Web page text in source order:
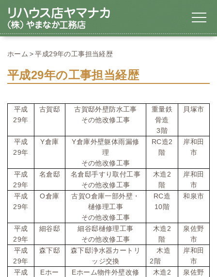
ホーム 平成29年の工事担当経歴
平成29年の工事担当経歴
平成
29年
古賀邸
古賀邸外壁防水工事
その他改修工事
重量鉄
骨造
3 階
貝塚市
平成
29年
Y倉庫 Y倉庫外壁躯体雨漏修
理
その他改修工事
RC造2
階
岸和田
市
平成
29年
名倉邸
名倉邸手すり取付工事
その他改修工事
木造2
階
岸和田
市
平成
29年
O倉庫 古賀O倉庫一部外壁・
樋修理工事
その他改修工事
RC造
10 階
和泉市
平成
29年
細谷邸
細谷邸樋修理工事
その他改修工事
木造2
階
泉佐野
市
平成
29年
森下邸
森下邸浄水器カートリ
ッジ交換
木造
2 階
岸和田
市
平成
Eホー
Eホーム物件外壁改修
木造2
泉佐野